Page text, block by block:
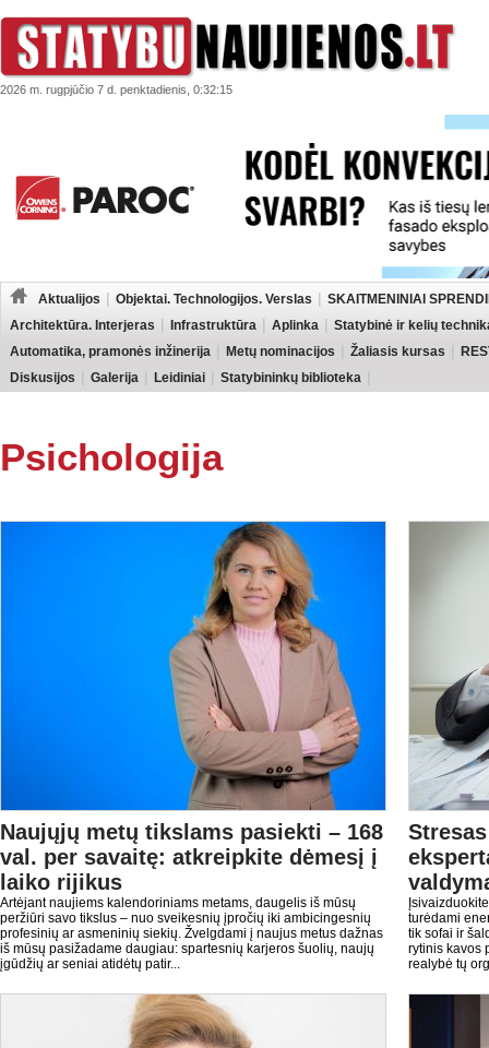
2026 m. rugpjūčio 7 d. penktadienis, 0:32:15
Aktualijos Objektai. Technologijos. Verslas
SKAITMENINIAI
Architektūra. Interjeras
Infrastruktūra Aplinka
Statybinė ir kelių
Automatika, pramonės inžinerija
Metų nominacijos Žaliasis kursas
Diskusijos
Galerija Leidiniai Statybininkų biblioteka
Psichologija
Naujųjų metų tikslams pasiekti – 168
val. per savaitę: atkreipkite dėmesį į
laiko rijikus
Artėjant naujiems kalendoriniams metams, daugelis iš mūsų
peržiūri savo tikslus – nuo sveikesnių įpročių iki ambicingesnių
profesinių ar asmeninių siekių. Žvelgdami į naujus metus dažnas
iš mūsų pasižadame daugiau: spartesnių karjeros šuolių, naujų
įgūdžių ar seniai atidėtų patir...
turėdami
tik sofai ir
rytinis kavos
realybė tų